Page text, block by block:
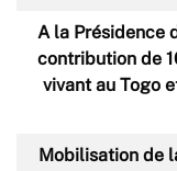
A la Présidence
contribution de
vivant au Togo
Mobilisation de